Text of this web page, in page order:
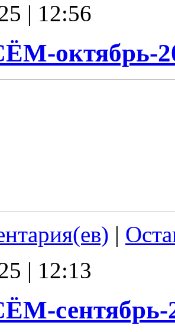
| 12:56
октябрь-
|
| 12:13
сентябрь-